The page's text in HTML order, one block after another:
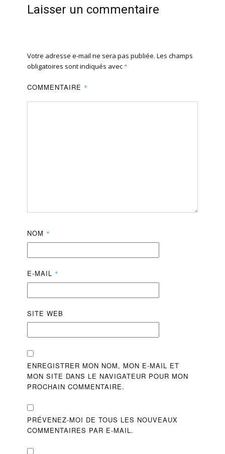
Laisser un commentaire
Votre adresse e-mail ne sera pas publiée. Les champs
obligatoires sont indiqués avec *
COMMENTAIRE *
NOM *
E-MAIL *
SITE WEB
ENREGISTRER MON NOM, MON E-MAIL ET
MON SITE DANS LE NAVIGATEUR POUR MON
PROCHAIN COMMENTAIRE.
PRÉVENEZ-MOI DE TOUS LES NOUVEAUX
COMMENTAIRES PAR E-MAIL.